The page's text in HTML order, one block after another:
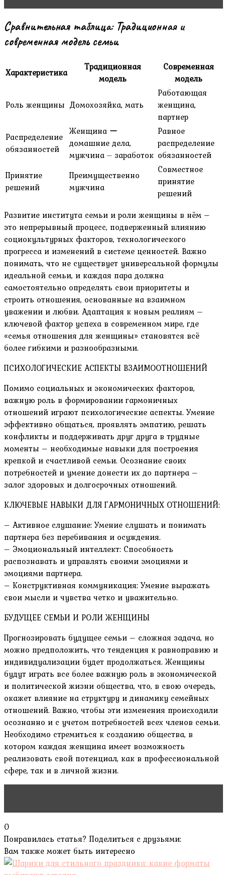
Сравнительная таблица: Традиционная и
современная модель семьи
Характеристика
Традиционная
модель
Современная
модель
Роль женщины Домохозяйка, мать
Работающая
женщина,
партнер
Распределение
обязанностей
Женщина ー
домашние дела,
мужчина ⏤ заработок
Равное
распределение
обязанностей
Принятие
решений
Преимущественно
мужчина
Совместное
принятие
решений
Развитие института семьи и роли женщины в нём –
это непрерывный процесс, подверженный влиянию
социокультурных факторов, технологического
прогресса и изменений в системе ценностей. Важно
понимать, что не существует универсальной формулы
идеальной семьи, и каждая пара должна
самостоятельно определять свои приоритеты и
строить отношения, основанные на взаимном
уважении и любви. Адаптация к новым реалиям –
ключевой фактор успеха в современном мире, где
«семья отношения для женщины» становятся всё
более гибкими и разнообразными.
ПСИХОЛОГИЧЕСКИЕ АСПЕКТЫ ВЗАИМООТНОШЕНИЙ
Помимо социальных и экономических факторов,
важную роль в формировании гармоничных
отношений играют психологические аспекты. Умение
эффективно общаться, проявлять эмпатию, решать
конфликты и поддерживать друг друга в трудные
моменты – необходимые навыки для построения
крепкой и счастливой семьи. Осознание своих
потребностей и умение донести их до партнера –
залог здоровых и долгосрочных отношений.
КЛЮЧЕВЫЕ НАВЫКИ ДЛЯ ГАРМОНИЧНЫХ ОТНОШЕНИЙ:
– Активное слушание: Умение слушать и понимать
партнера без перебивания и осуждения.
– Эмоциональный интеллект: Способность
распознавать и управлять своими эмоциями и
эмоциями партнера.
– Конструктивная коммуникация: Умение выражать
свои мысли и чувства четко и уважительно.
БУДУЩЕЕ СЕМЬИ И РОЛИ ЖЕНЩИНЫ
Прогнозировать будущее семьи – сложная задача, но
можно предположить, что тенденция к равноправию и
индивидуализации будет продолжаться. Женщины
будут играть все более важную роль в экономической
и политической жизни общества, что, в свою очередь,
окажет влияние на структуру и динамику семейных
отношений. Важно, чтобы эти изменения происходили
осознанно и с учетом потребностей всех членов семьи.
Необходимо стремиться к созданию общества, в
котором каждая женщина имеет возможность
реализовать свой потенциал, как в профессиональной
сфере, так и в личной жизни.
0
Понравилась статья? Поделиться с друзьями:
Вам также может быть интересно